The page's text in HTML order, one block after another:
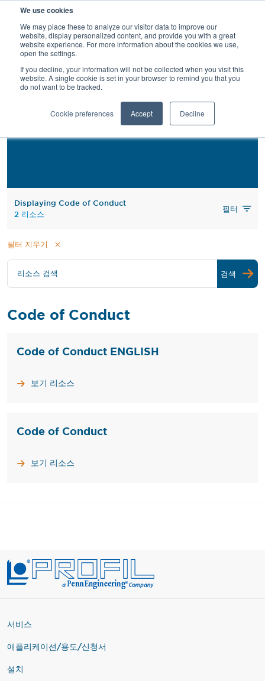
We use cookies
We may place these to analyze our visitor data to improve our
website, display personalized content, and provide you with a great
website experience. For more information about the cookies we use,
open the settings.
If you decline, your information will not be collected when you visit this
website. A single cookie is set in your browser to remind you that you
do not want to be tracked.
Cookie preferences Accept Decline
Code of Conduct
Displaying Code of Conduct
2 리소스
필터
필터 지우기
리소스 검색 검색
Code of Conduct
Code of Conduct ENGLISH
보기 리소스
Code of Conduct
보기 리소스
서비스
애플리케이션/용도/신청서
설치